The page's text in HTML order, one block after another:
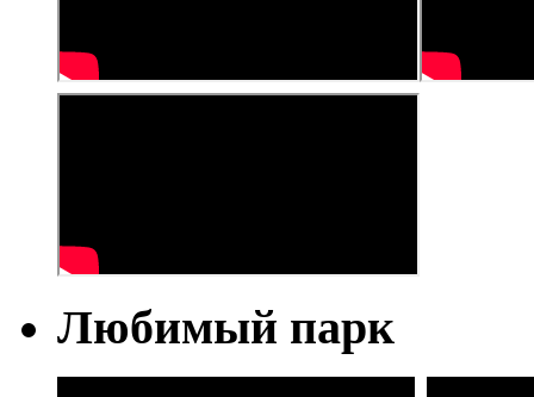
Любимый парк